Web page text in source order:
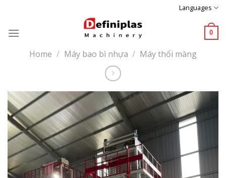
content
Languages
0
Home / Máy bao bì nhựa / Máy thổi màng